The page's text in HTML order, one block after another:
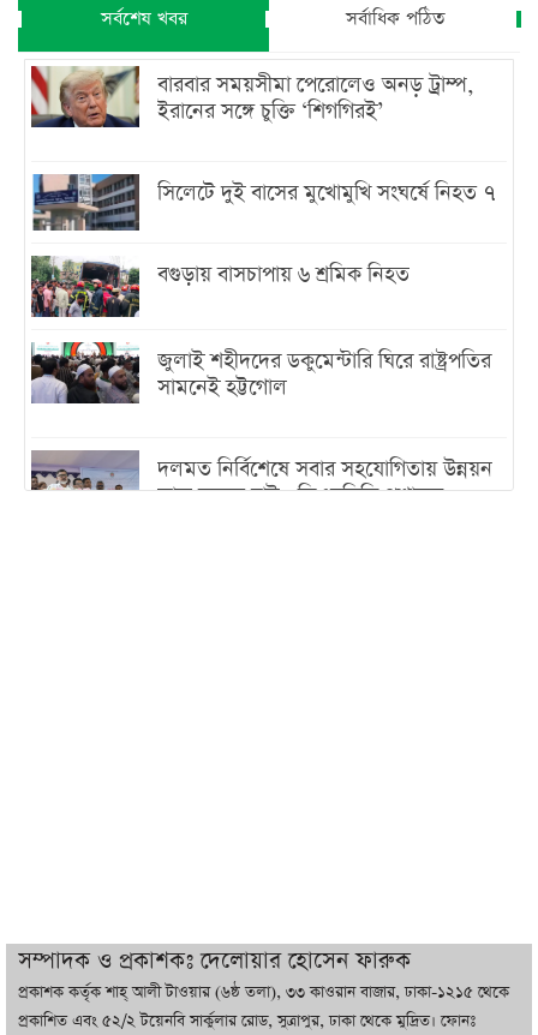
সর্বশেষ খবর সর্বাধিক পঠিত
বারবার সময়সীমা পেরোলেও অনড় ট্রাম্প,
ইরানের সঙ্গে চুক্তি ‘শিগগিরই’
সিলেটে দুই বাসের মুখোমুখি সংঘর্ষে নিহত ৭
বগুড়ায় বাসচাপায় ৬ শ্রমিক নিহত
জুলাই শহীদদের ডকুমেন্টারি ঘিরে রাষ্ট্রপতির
সামনেই হট্টগোল
দলমত নির্বিশেষে সবার সহযোগিতায় উন্নয়ন
কাজ করতে চাই : ডিএনসিসি প্রশাসক
বাজারে কাঁচা মরিচে ‘আগুন’, ‘এত দাম তো
সম্পাদক ও প্রকাশকঃ দেলোয়ার হোসেন ফারুক
প্রকাশক কর্তৃক শাহ্ আলী টাওয়ার (৬ষ্ঠ তলা), ৩৩ কাওরান বাজার, ঢাকা-১২১৫ থেকে
প্রকাশিত এবং ৫২/২ টয়েনবি সার্কুলার রোড, সুত্রাপুর, ঢাকা থেকে মুদ্রিত। ফোনঃ